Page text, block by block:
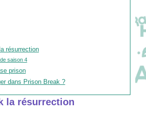
résurrection
saison 4
prison
dans Prison Break ?
la résurrection